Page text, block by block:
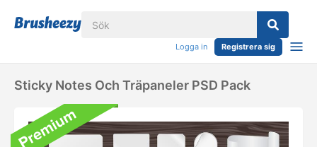
Logga in Registrera sig
Sticky Notes Och Träpaneler PSD Pack